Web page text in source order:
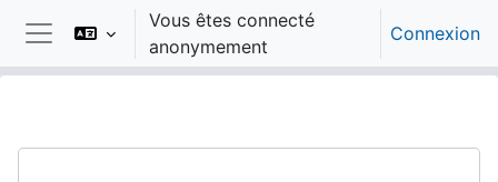
Passer au contenu principal
Panneau latéral
Vous êtes connecté
anonymement
Connexion